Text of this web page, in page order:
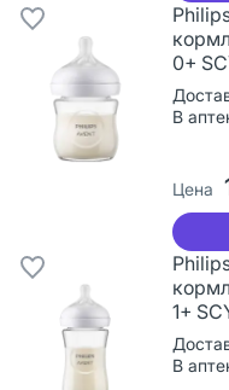
0+
В
Цена
1+
В